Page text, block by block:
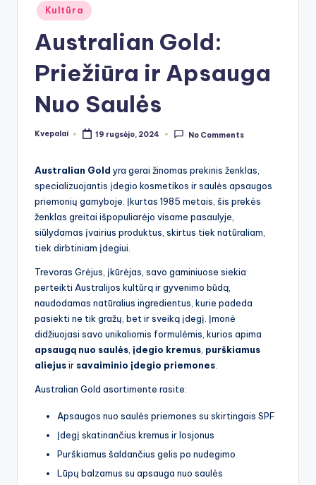
Posted
in
Kultūra
Australian Gold:
Priežiūra ir Apsauga
Nuo Saulės
Posted
Kvepalai 19 rugsėjo, 2024 No Comments
Australian Gold yra gerai žinomas prekinis ženklas,
specializuojantis įdegio kosmetikos ir saulės apsaugos
priemonių gamyboje. Įkurtas 1985 metais, šis prekės
ženklas greitai išpopuliarėjo visame pasaulyje,
siūlydamas įvairius produktus, skirtus tiek natūraliam,
tiek dirbtiniam įdegiui.
Trevoras Grėjus, įkūrėjas, savo gaminiuose siekia
perteikti Australijos kultūrą ir gyvenimo būdą,
naudodamas natūralius ingredientus, kurie padeda
pasiekti ne tik gražų, bet ir sveiką įdegį. Įmonė
didžiuojasi savo unikaliomis formulėmis, kurios apima
apsaugą nuo saulės įdegio kremus purškiamus
aliejusir savaiminio įdegio priemones
Australian Gold asortimente rasite:
Apsaugos nuo saulės priemones su skirtingais SPF
Įdegį skatinančius kremus ir losjonus
Purškiamus šaldančius gelis po nudegimo
Lūpų balzamus su apsauga nuo saulės